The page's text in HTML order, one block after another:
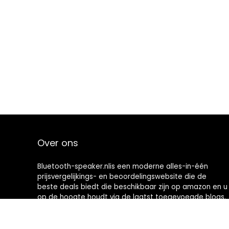
Over ons
Bluetooth-speaker.nlis een moderne alles-in-één
prijsvergelijkings- en beoordelingswebsite die de
beste deals biedt die beschikbaar zijn op amazon en u
op de hoogte houdt via de laatst toegevoegde blogs.